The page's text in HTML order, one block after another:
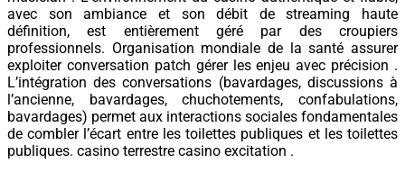
avec son ambiance et son débit de streaming haute
définition, est entièrement géré par des croupiers
professionnels. Organisation mondiale de la santé assurer
exploiter conversation patch gérer les enjeu avec précision .
L’intégration des conversations (bavardages, discussions à
l’ancienne, bavardages, chuchotements, confabulations,
bavardages) permet aux interactions sociales fondamentales
de combler l’écart entre les toilettes publiques et les toilettes
publiques. casino terrestre casino excitation .